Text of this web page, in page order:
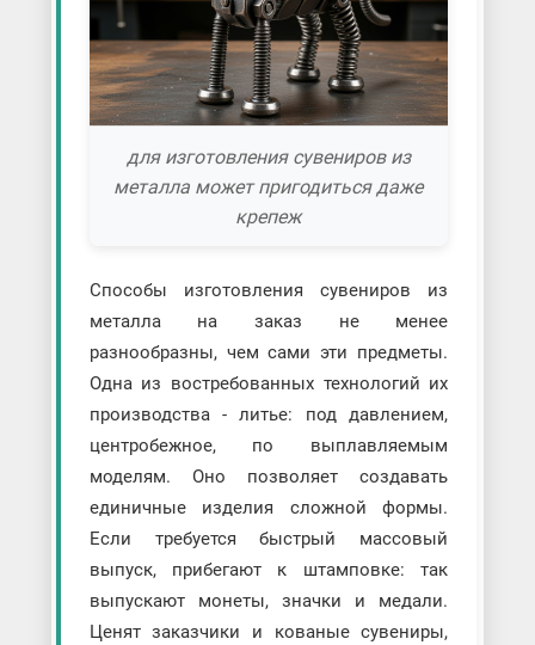
для изготовления сувениров из
металла может пригодиться даже
крепеж
Способы изготовления сувениров из
металла на заказ не менее
разнообразны, чем сами эти предметы.
Одна из востребованных технологий их
производства - литье: под давлением,
центробежное, по выплавляемым
моделям. Оно позволяет создавать
единичные изделия сложной формы.
Если требуется быстрый массовый
выпуск, прибегают к штамповке: так
выпускают монеты, значки и медали.
Ценят заказчики и кованые сувениры,